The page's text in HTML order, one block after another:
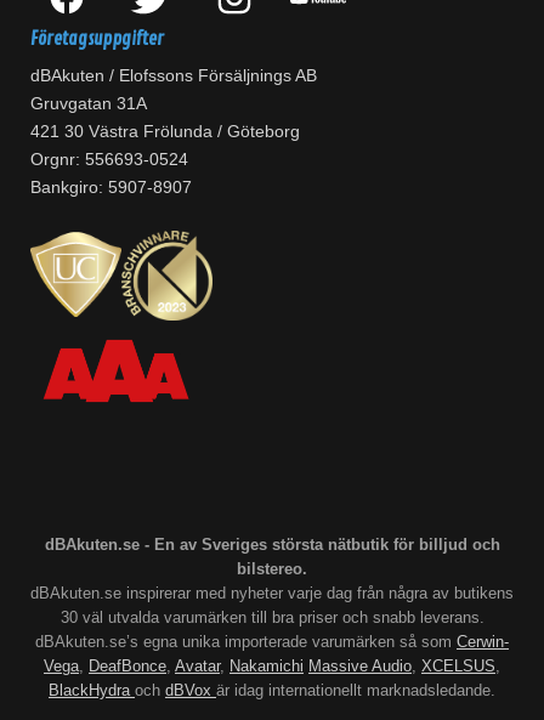
Företagsuppgifter
dBAkuten / Elofssons Försäljnings AB
Gruvgatan 31A
421 30 Västra Frölunda / Göteborg
Orgnr: 556693-0524
Bankgiro: 5907-8907
dBAkuten.se - En av Sveriges största nätbutik för billjud och
bilstereo.
dBAkuten.se inspirerar med nyheter varje dag från några av butikens
30 väl utvalda varumärken till bra priser och snabb leverans.
dBAkuten.se’s egna unika importerade varumärken så som Cerwin-
Vega, DeafBonce, Avatar, Nakamichi Massive Audio, XCELSUS,
BlackHydra och dBVox är idag internationellt marknadsledande.